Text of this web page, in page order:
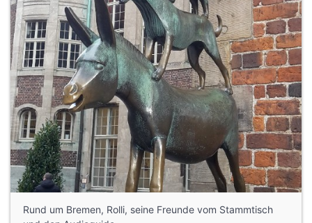
Rund um Bremen, Rolli, seine Freunde vom Stammtisch